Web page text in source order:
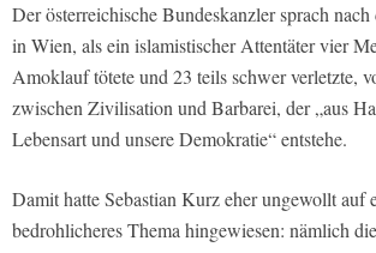
Der österreichische Bundeskanzler sprach
in Wien, als ein islamistischer Attentäter vier
Amoklauf tötete und 23 teils schwer verletzte,
zwischen Zivilisation und Barbarei, der „aus
Lebensart und unsere Demokratie“ entstehe.
Damit hatte Sebastian Kurz eher ungewollt auf
bedrohlicheres Thema hingewiesen: nämlich